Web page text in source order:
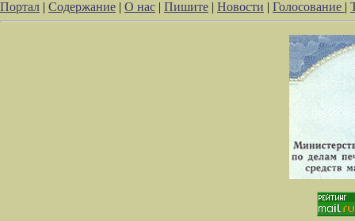
Портал | Содержание | О нас | Пишите | Новости | Голосование |